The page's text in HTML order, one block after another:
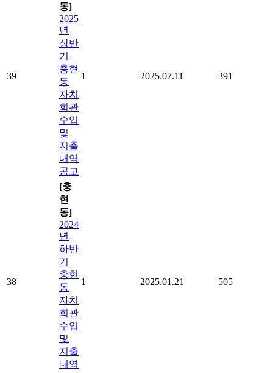
39
동]
2025
년
상반
기
충현
동
자치
회관
수입
및
지출
내역
공고
1 2025.07.11 391
38
[충
현
동]
2024
년
하반
기
충현
동
자치
회관
수입
및
지출
내역
1 2025.01.21 505